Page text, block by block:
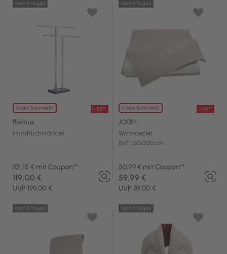
Code: Summer15 -15%**
noch 2 Tag(e)
Blomus
Handtuchständer
101,15 € mit Coupon**
UVP 199,00 €
119,00 €
Code: Summer15 -15%**
noch 2 Tag(e)
JOOP!
Wohndecke
BxT: 150x200 cm
50,99 € mit Coupon**
UVP 89,00 €
59,99 €
noch 2 Tag(e) noch 2 Tag(e)